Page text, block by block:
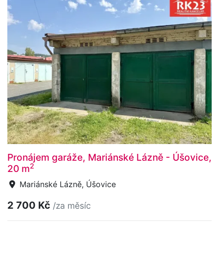
Pronájem garáže, Mariánské Lázně - Úšovice,
20 m2
Mariánské Lázně, Úšovice
2 700 Kč /za měsíc